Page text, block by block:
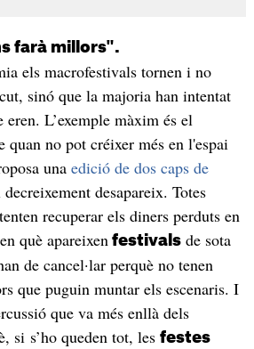
farà millors".
els macrofestivals tornen i no
sinó que la majoria han intentat
eren. L’exemple màxim és el
quan no pot créixer més en l'espai
una edició de dos caps de
desapareix. Totes
recuperar els diners perduts en
què apareixen festivalsde sota
de cancel·lar perquè no tenen
que puguin muntar els escenaris. I
que va més enllà dels
si s’ho queden tot, les festes